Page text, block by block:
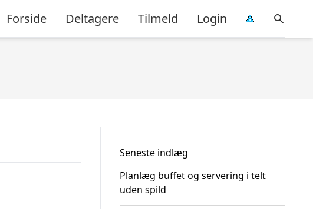
Forside Deltagere Tilmeld Login
Seneste indlæg
Planlæg buffet og servering i telt
uden spild